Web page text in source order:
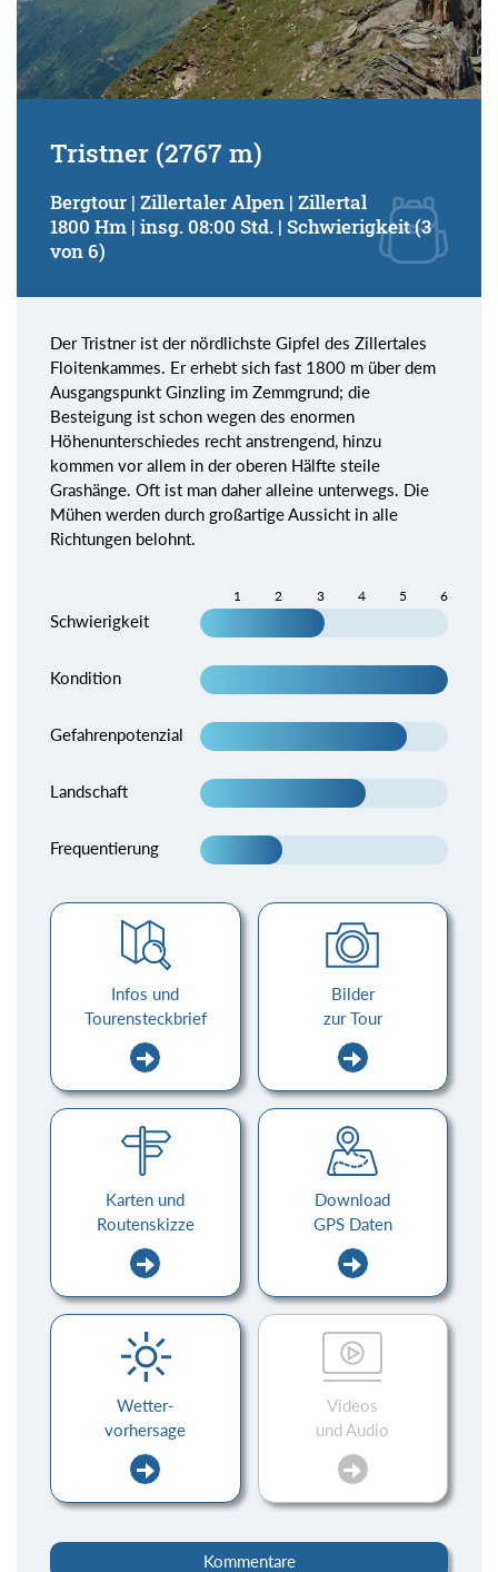
Tristner (2767 m)
Bergtour | Zillertaler Alpen | Zillertal
1800 Hm | insg. 08:00 Std. | Schwierigkeit (3
von 6)
Der Tristner ist der nördlichste Gipfel des Zillertales
Floitenkammes. Er erhebt sich fast 1800 m über dem
Ausgangspunkt Ginzling im Zemmgrund; die
Besteigung ist schon wegen des enormen
Höhenunterschiedes recht anstrengend, hinzu
kommen vor allem in der oberen Hälfte steile
Grashänge. Oft ist man daher alleine unterwegs. Die
Mühen werden durch großartige Aussicht in alle
Richtungen belohnt.
1 2 3 4 5 6
Schwierigkeit
Kondition
Gefahrenpotenzial
Landschaft
Frequentierung
Infos und
Tourensteckbrief
Bilder
zur Tour
Karten und
Routenskizze
Download
GPS Daten
Wetter-
vorhersage
Videos
und Audio
Kommentare